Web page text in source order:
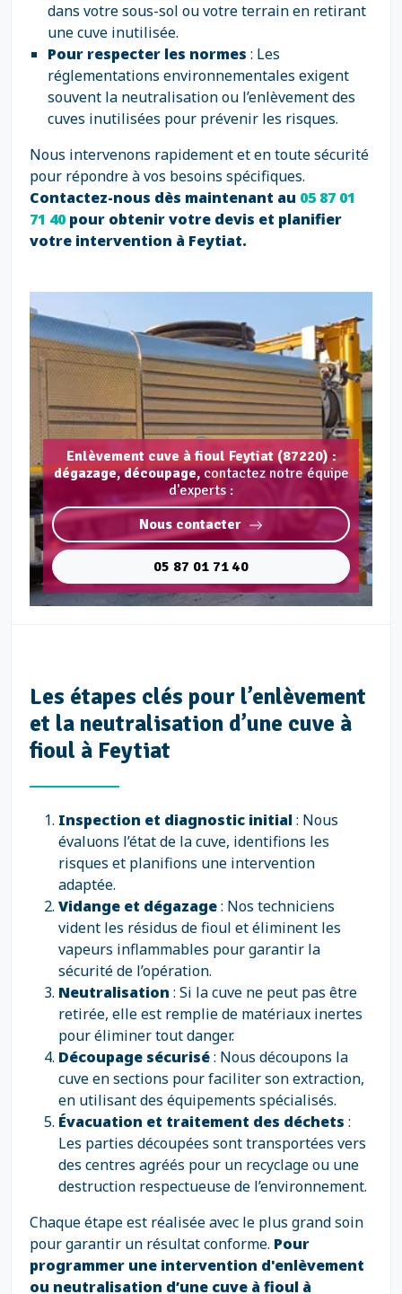
dans votre sous-sol ou votre terrain en retirant
une cuve inutilisée.
Pour respecter les normes : Les
réglementations environnementales exigent
souvent la neutralisation ou l’enlèvement des
cuves inutilisées pour prévenir les risques.
Nous intervenons rapidement et en toute sécurité
pour répondre à vos besoins spécifiques.
Contactez-nous dès maintenant au 05 87 01
71 40pour obtenir votre devis et planifier
votre intervention à Feytiat.
Enlèvement cuve à fioul Feytiat (87220) :
dégazage, découpage,contactez notre équipe
d'experts :
Nous contacter
05 87 01 71 40
Les étapes clés pour l’enlèvement
et la neutralisation d’une cuve à
fioul à Feytiat
Inspection et diagnostic initial: Nous
évaluons l’état de la cuve, identifions les
risques et planifions une intervention
adaptée.
Vidange et dégazage: Nos techniciens
vident les résidus de fioul et éliminent les
vapeurs inflammables pour garantir la
sécurité de l’opération.
Neutralisation : Si la cuve ne peut pas être
retirée, elle est remplie de matériaux inertes
pour éliminer tout danger.
Découpage sécurisé: Nous découpons la
cuve en sections pour faciliter son extraction,
en utilisant des équipements spécialisés.
Évacuation et traitement des déchets :
Les parties découpées sont transportées vers
des centres agréés pour un recyclage ou une
destruction respectueuse de l’environnement.
Chaque étape est réalisée avec le plus grand soin
pour garantir un résultat conforme. Pour
programmer une intervention d'enlèvement
ou neutralisation d’une cuve à fioul à